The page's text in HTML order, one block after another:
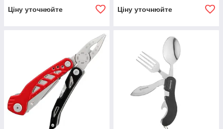
Ціну уточнюйте Ціну уточнюйте